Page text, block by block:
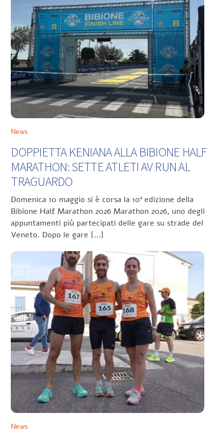
News
DOPPIETTA KENIANA ALLA BIBIONE HALF
MARATHON: SETTE ATLETI AV RUN AL
TRAGUARDO
Domenica 10 maggio si è corsa la 10ª edizione della
Bibione Half Marathon 2026 Marathon 2026, uno degli
appuntamenti più partecipati delle gare su strade del
Veneto. Dopo le gare […]
News